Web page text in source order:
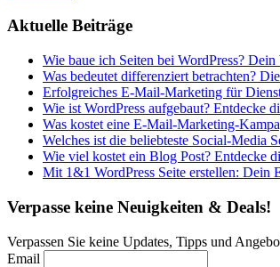
Aktuelle Beiträge
Wie baue ich Seiten bei WordPress?
Was bedeutet differenziert betrachten?
Erfolgreiches E-Mail-Marketing für
Wie ist WordPress aufgebaut? Entdecke
Was kostet eine E-Mail-Marketing-
Welches ist die beliebteste Social-Media
Wie viel kostet ein Blog Post? Entdecke
Mit 1&1 WordPress Seite erstellen: Dein
Verpasse keine Neuigkeiten & Deals!
Verpassen Sie keine Updates, Tipps und
Email